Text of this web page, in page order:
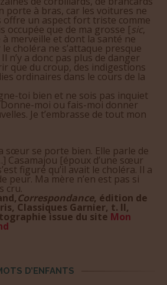
offre un aspect fort triste comme
occupée que de ma grosse [sic,
merveille et dont la santé ne
choléra ne s’attaque presque
n’y a donc pas plus de danger
que du croup, des indigestions
ordinaires dans le cours de la
toi bien et ne sois pas inquiet
moi ou fais-moi donner
Je t’embrasse de tout mon
se porte bien. Elle parle de
Casamajou [époux d’une sœur
figuré qu’il avait le choléra. Il a
peur. Ma mère n’en est pas si
cru.
Correspondance , édition de
Classiques Garnier, t. II,
issue du siteMon